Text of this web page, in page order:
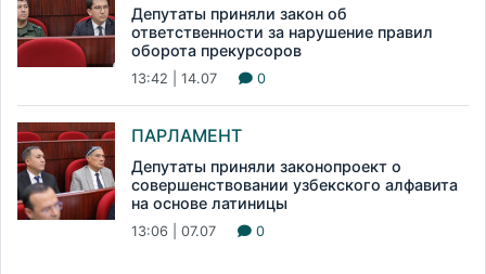
Депутаты приняли закон об
ответственности за нарушение правил
оборота прекурсоров
13:42 | 14.07 0
ПАРЛАМЕНТ
Депутаты приняли законопроект о
совершенствовании узбекского алфавита
на основе латиницы
13:06 | 07.07 0